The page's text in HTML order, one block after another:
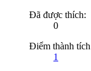
Đã được thích:
0
Điểm thành
1